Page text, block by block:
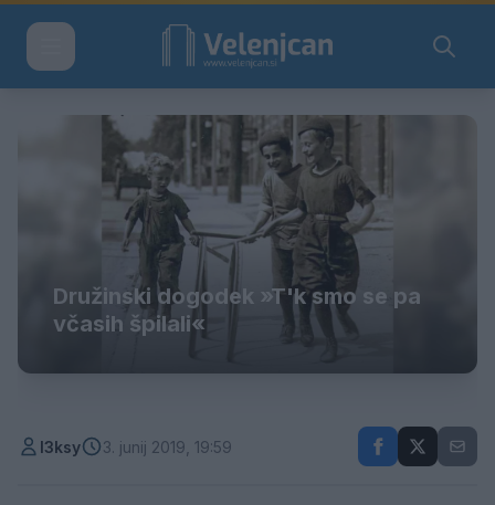
Družinski dogodek »T'k smo se pa
včasih špilali«
l3ksy 3. junij 2019, 19:59